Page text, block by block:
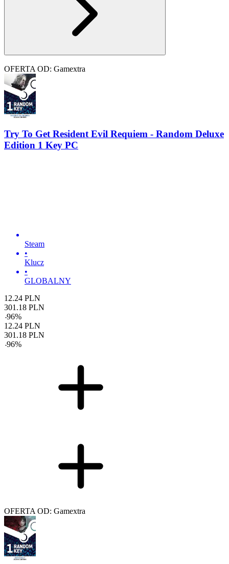
OFERTA OD: Gamextra
Try To Get Resident Evil Requiem - Random Deluxe
Edition 1 Key PC
Steam
•
Klucz
•
GLOBALNY
12.24 PLN
301.18 PLN
-96%
12.24 PLN
301.18 PLN
-96%
OFERTA OD: Gamextra